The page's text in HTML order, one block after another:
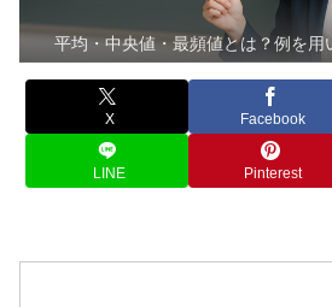
平均・中央値・最頻値とは？例を
X Facebook
LINE Pinterest